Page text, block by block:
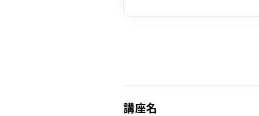
講座名